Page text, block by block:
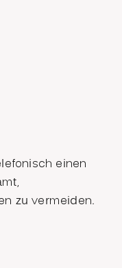
einen
zu vermeiden.